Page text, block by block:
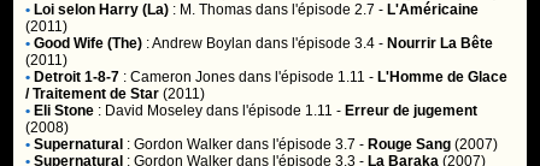
• Loi selon Harry (La) : M. Thomas dans l'épisode 2.7 - L'Américaine
(2011)
• Good Wife (The) :Andrew Boylan dans l'épisode 3.4 - Nourrir La Bête
(2011)
• Detroit 1-8-7 :Cameron Jones dans l'épisode 1.11 - L'Homme de Glace
/ Traitement de Star(2011)
• Eli Stone : David Moseley dans l'épisode 1.11 - Erreur de jugement
(2008)
• Supernatural :Gordon Walker dans l'épisode 3.7 - Rouge Sang (2007)
• Supernatural :Gordon Walker dans l'épisode 3.3 - La Baraka (2007)